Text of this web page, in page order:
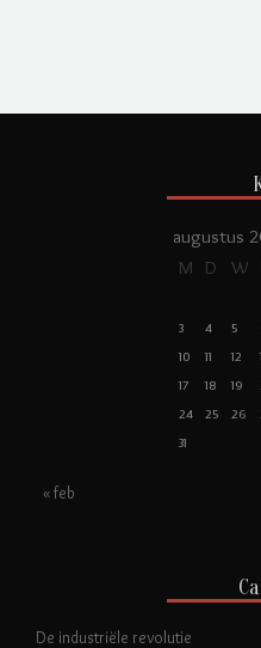
augustus
M
D W
3
4 5
10
11 12
17
18 19
24
25 26
31
« feb
De industriële revolutie